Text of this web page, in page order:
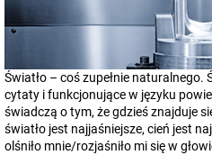
Światło – coś zupełnie
cytaty i funkcjonujące w języku
świadczą o tym, że gdzieś znajduje
światło jest najjaśniejsze, cień jest
olśniło mnie/rozjaśniło mi się w